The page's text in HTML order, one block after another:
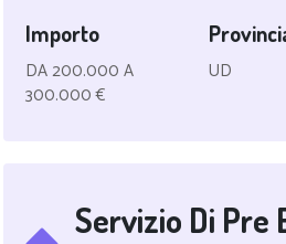
Importo
DA 200.000 A
300.000 €
UD
Servizio Di Pre